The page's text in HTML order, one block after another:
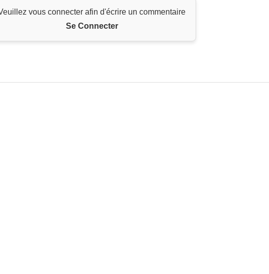
vous connecter afin d'écrire un commentaire
Se Connecter